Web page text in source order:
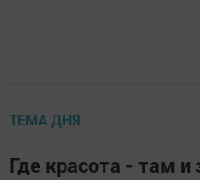
ТЕМА ДНЯ
Где красота - там и